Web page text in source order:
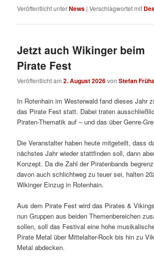
Veröffentlicht unterNews |Verschlagwortet mit
Jetzt auch Wikinger beim
Pirate Fest
Veröffentlicht am2. August 2026vonStefan
In Rotenhain im Westerwald fand dieses Jahr
das Pirate Fest statt. Dabei traten
Piraten-Thematik auf – und das über Genre-
Die Veranstalter haben heute mitgeteilt, dass
nächstes Jahr wieder stattfinden soll, dann
Konzept. Da die Zahl der Piratenbands
davon auch schlichtweg zu teuer sei, halten
Wikinger Einzug in Rotenhain.
Aus dem Pirate Fest wird das Pirates &
nun Gruppen aus beiden Themenbereichen
sollen, soll das Festival eine hohe
Pirate Metal über Mittelalter-Rock bis hin zu
Metal abdecken.